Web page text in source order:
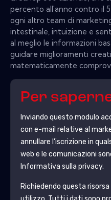
percento all'anno contro il
ogni altro team di
intestinale, intuizione e
al meglio le informazioni
guidare miglioramenti
matematicamente
Per
Inviando questo modulo
con e-mail relative al
annullare l'iscrizione in
web e le comunicazioni
Informativa sulla privacy.
Richiedendo questa